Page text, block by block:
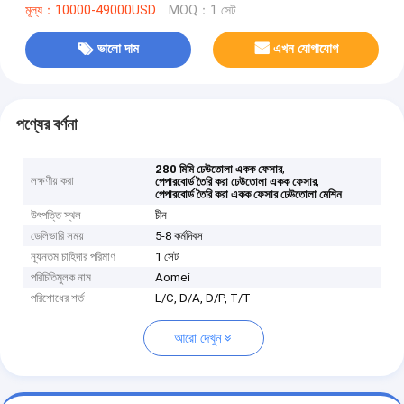
মূল্য：10000-49000USD MOQ：1 সেট
ভালো দাম এখন যোগাযোগ
পণ্যের বর্ণনা
লক্ষণীয় করা
280 মিমি ঢেউতোলা একক ফেসার,
পেপারবোর্ড তৈরি করা ঢেউতোলা একক ফেসার,
পেপারবোর্ড তৈরি করা একক ফেসার ঢেউতোলা মেশিন
উৎপত্তি স্থল
চীন
ডেলিভারি সময়
5-8 কর্মদিবস
ন্যূনতম চাহিদার পরিমাণ
1 সেট
পরিচিতিমুলক নাম
Aomei
পরিশোধের শর্ত
L/C, D/A, D/P, T/T
আরো দেখুন